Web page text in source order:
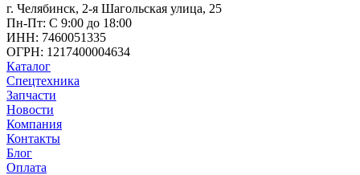
г. Челябинск, 2-я Шагольская улица, 25
Пн-Пт: С 9:00 до 18:00
ИНН: 7460051335
ОГРН: 1217400004634
Каталог
Спецтехника
Запчасти
Новости
Компания
Контакты
Блог
Оплата